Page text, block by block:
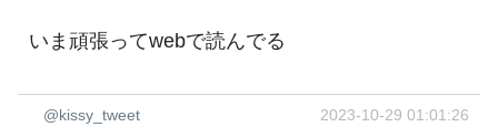
いま頑張ってwebで読んでる
@kissy_tweet 2023-10-29 01:01:26